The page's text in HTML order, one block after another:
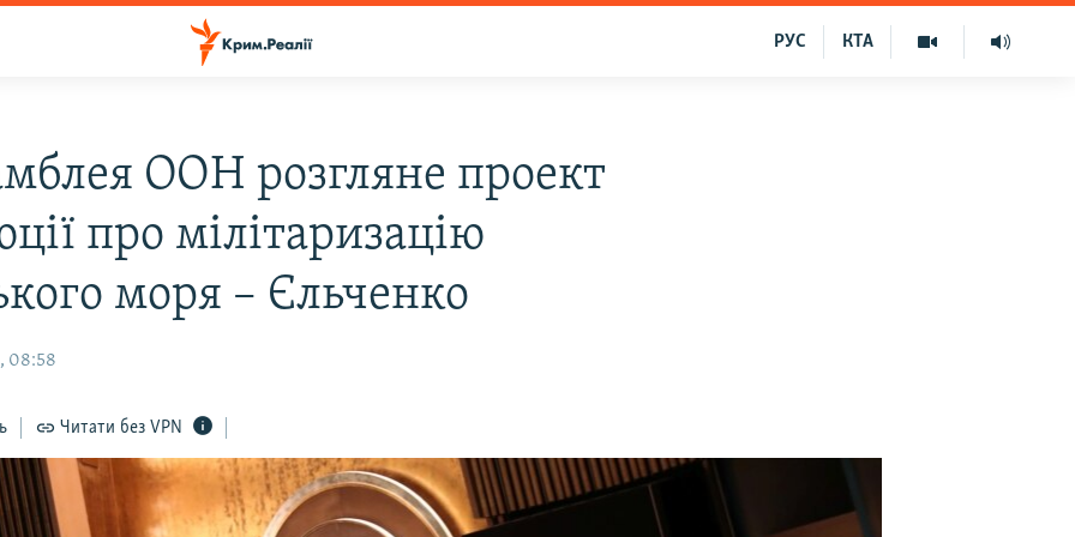
КТА
РУС
ООН розгляне проект
про мілітаризацію
моря – Єльченко
08:58
Читати без VPN